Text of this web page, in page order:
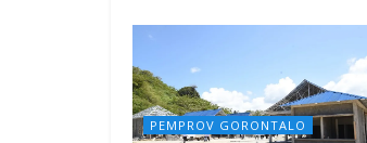
PEMPROV GORONTALO